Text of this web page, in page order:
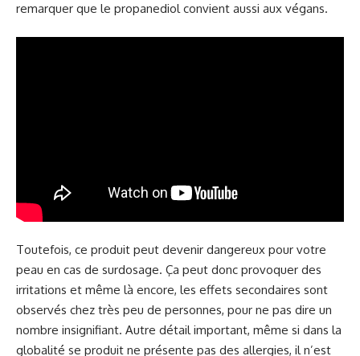
remarquer que le propanediol convient aussi aux végans.
Toutefois, ce produit peut devenir dangereux pour votre
peau en cas de surdosage. Ça peut donc provoquer des
irritations et même là encore, les effets secondaires sont
observés chez très peu de personnes, pour ne pas dire un
nombre insignifiant. Autre détail important, même si dans la
globalité se produit ne présente pas des allergies, il n’est